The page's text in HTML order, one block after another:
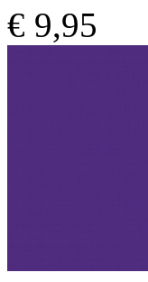
€ 9,95